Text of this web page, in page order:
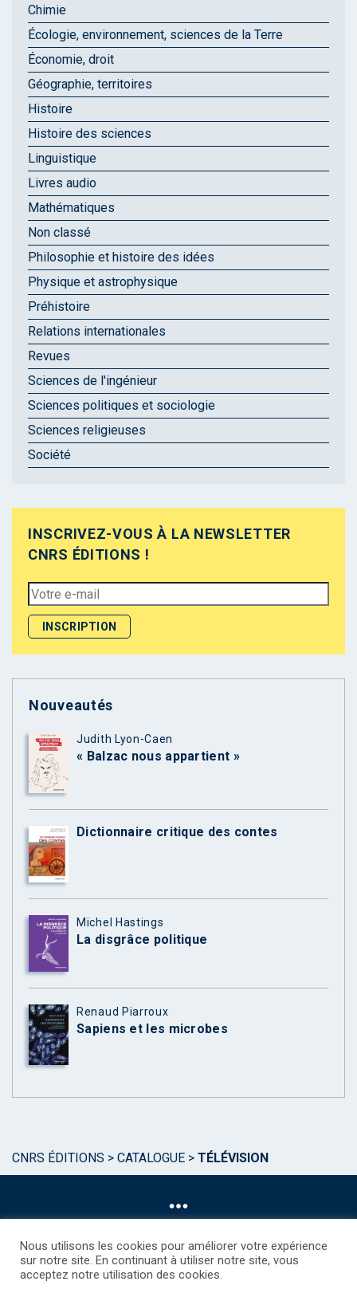
Chimie
Écologie, environnement, sciences de la Terre
Économie, droit
Géographie, territoires
Histoire
Histoire des sciences
Linguistique
Livres audio
Mathématiques
Non classé
Philosophie et histoire des idées
Physique et astrophysique
Préhistoire
Relations internationales
Revues
Sciences de l'ingénieur
Sciences politiques et sociologie
Sciences religieuses
Société
INSCRIVEZ-VOUS À LA NEWSLETTER
CNRS ÉDITIONS !
Nouveautés
Judith Lyon-Caen
« Balzac nous appartient »
Dictionnaire critique des contes
Michel Hastings
La disgrâce politique
Renaud Piarroux
Sapiens et les microbes
CNRS ÉDITIONS > CATALOGUE > TÉLÉVISION
©CNRS EDITIONS 2025
Nous utilisons les cookies pour améliorer votre expérience
sur notre site. En continuant à utiliser notre site, vous
acceptez notre utilisation des cookies.